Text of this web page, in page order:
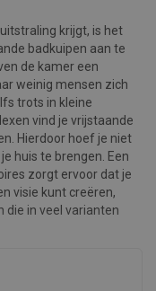
krijgt, is het
badkuipen aan te
de kamer een
weinig mensen zich
trots in kleine
vind je vrijstaande
Hierdoor hoef je niet
huis te brengen. Een
zorgt ervoor dat je
visie kunt creëren,
die in veel varianten